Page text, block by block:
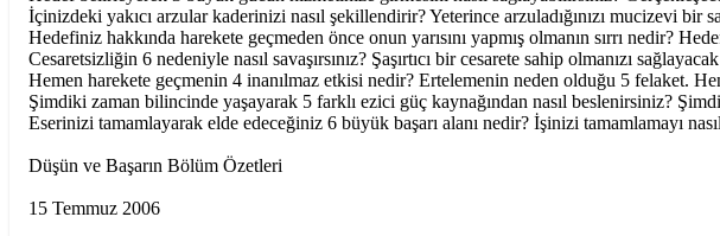
İçinizdeki yakıcı arzular kaderinizi nasıl şekillendirir? Yeterince arzuladığınızı mucizevi bir
Hedefiniz hakkında harekete geçmeden önce onun yarısını yapmış olmanın sırrı nedir?
Cesaretsizliğin 6 nedeniyle nasıl savaşırsınız? Şaşırtıcı bir cesarete sahip olmanızı
Hemen harekete geçmenin 4 inanılmaz etkisi nedir? Ertelemenin neden olduğu 5 felaket.
Şimdiki zaman bilincinde yaşayarak 5 farklı ezici güç kaynağından nasıl beslenirsiniz? Şimdiki
Eserinizi tamamlayarak elde edeceğiniz 6 büyük başarı alanı nedir? İşinizi tamamlamayı nasıl
Düşün ve Başarın Bölüm Özetleri
15 Temmuz 2006